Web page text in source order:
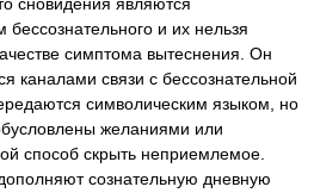
и их нельзя
симптома вытеснения. Он
каналами связи с бессознательной
символическим языком, но
желаниями или
способ скрыть неприемлемое.
сознательную дневную